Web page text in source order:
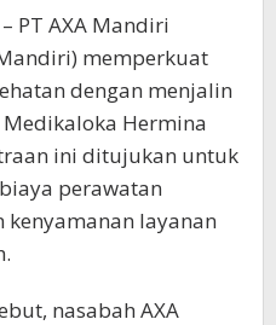
– PT AXA Mandiri
memperkuat
dengan menjalin
Hermina
ini ditujukan untuk
perawatan
layanan
nasabah AXA